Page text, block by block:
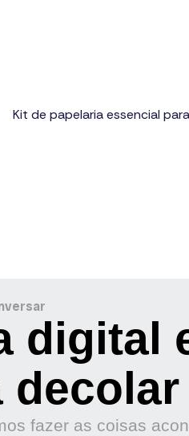
Kit de papelaria essencial
digital
decolar
fazer as coisas